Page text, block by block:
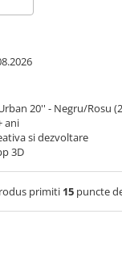
20'' - Negru/Rosu
ani
si dezvoltare
3D
primiti 15 puncte